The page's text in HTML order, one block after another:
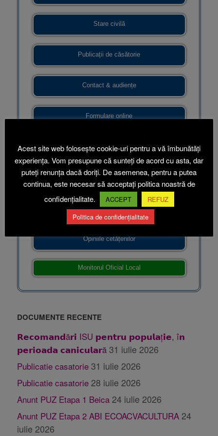
Stare civilă
Publicații de căsătorie
Contact & audiențe
Formulare online
Cadastru & urbanism
Hotărâri ale Consiliului Local
Dispoziții de primar
Opiniile cetățenilor
Monitorul Oficial Local
DOCUMENTE RECENTE
𝗥𝗲𝗰𝗼𝗺𝗮𝗻𝗱ă𝗿𝗶 ISU 𝗽𝗲𝗻𝘁𝗿𝘂 𝗽𝗼𝗽𝘂𝗹𝗮ț𝗶𝗲, î𝗻
𝗽𝗲𝗿𝗶𝗼𝗮𝗱𝗮 𝗰𝗮𝗻𝗶𝗰𝘂𝗹𝗮𝗿ă 31 iulie 2026
Publicatie casatorie 31 iulie 2026
Publicatie casatorie 28 iulie 2026
Anunt PUZ Etapa 1 Beica 24 iulie 2026
Anunt PUZ Etapa 2 ABI ECOACVACULTURA 24
iulie 2026
Acest site web folosește cookie-uri pentru a vă îmbunătăți
experiența. Vom presupune că sunteți de acord cu asta, dar
puteți renunța dacă doriți. De asemenea, pentru a putea
continua, este necesar să acceptați politica noastră de
confidențialitate.
ACCEPT
REFUZ
Politica de confidențialitate